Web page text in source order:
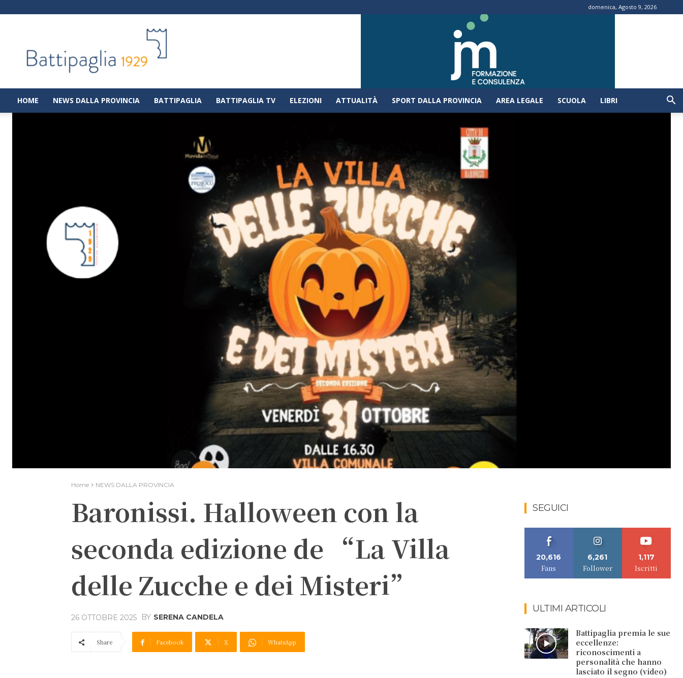
domenica, Agosto 9, 2026
|
Notizie
dalla
città
di
HOME NEWS DALLA PROVINCIA BATTIPAGLIA BATTIPAGLIA TV ELEZIONI ATTUALITÀ SPORT DALLA PROVINCIA AREA LEGALE SCUOLA LIBRI
Home NEWS DALLA PROVINCIA
Baronissi. Halloween con la
seconda edizione de “La Villa
delle Zucche e dei Misteri”
26 OTTOBRE 2025 BY SERENA CANDELA
Share Facebook X WhatsApp
SEGUICI
20,616
Fans
6,261
Follower
1,117
Iscritti
ULTIMI ARTICOLI
Battipaglia premia le sue
eccellenze:
riconoscimenti a
personalità che hanno
lasciato il segno (video)